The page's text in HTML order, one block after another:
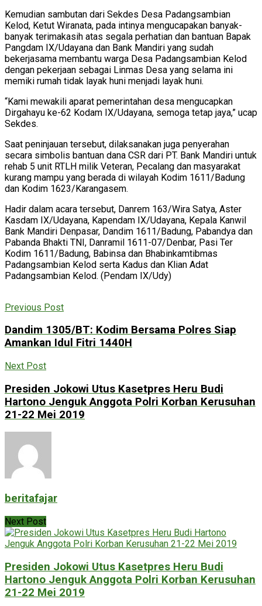
Kemudian sambutan dari Sekdes Desa Padangsambian
Kelod, Ketut Wiranata, pada intinya mengucapakan banyak-
banyak terimakasih atas segala perhatian dan bantuan Bapak
Pangdam IX/Udayana dan Bank Mandiri yang sudah
bekerjasama membantu warga Desa Padangsambian Kelod
dengan pekerjaan sebagai Linmas Desa yang selama ini
memiki rumah tidak layak huni menjadi layak huni.
“Kami mewakili aparat pemerintahan desa mengucapkan
Dirgahayu ke-62 Kodam IX/Udayana, semoga tetap jaya,” ucap
Sekdes.
Saat peninjauan tersebut, dilaksanakan juga penyerahan
secara simbolis bantuan dana CSR dari PT. Bank Mandiri untuk
rehab 5 unit RTLH milik Veteran, Pecalang dan masyarakat
kurang mampu yang berada di wilayah Kodim 1611/Badung
dan Kodim 1623/Karangasem.
Hadir dalam acara tersebut, Danrem 163/Wira Satya, Aster
Kasdam IX/Udayana, Kapendam IX/Udayana, Kepala Kanwil
Bank Mandiri Denpasar, Dandim 1611/Badung, Pabandya dan
Pabanda Bhakti TNI, Danramil 1611-07/Denbar, Pasi Ter
Kodim 1611/Badung, Babinsa dan Bhabinkamtibmas
Padangsambian Kelod serta Kadus dan Klian Adat
Padangsambian Kelod. (Pendam IX/Udy)
Previous Post
Dandim 1305/BT: Kodim Bersama Polres Siap
Amankan Idul Fitri 1440H
Next Post
Presiden Jokowi Utus Kasetpres Heru Budi
Hartono Jenguk Anggota Polri Korban Kerusuhan
21-22 Mei 2019
beritafajar
Next Post
Presiden Jokowi Utus Kasetpres Heru Budi
Hartono Jenguk Anggota Polri Korban Kerusuhan
21-22 Mei 2019